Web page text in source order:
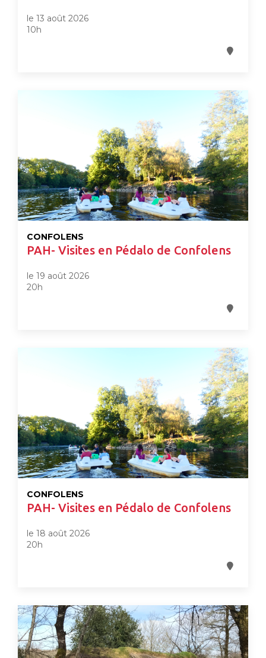
le 13 août 2026
10h
CONFOLENS
PAH- Visites en Pédalo de Confolens
le 19 août 2026
20h
CONFOLENS
PAH- Visites en Pédalo de Confolens
le 18 août 2026
20h